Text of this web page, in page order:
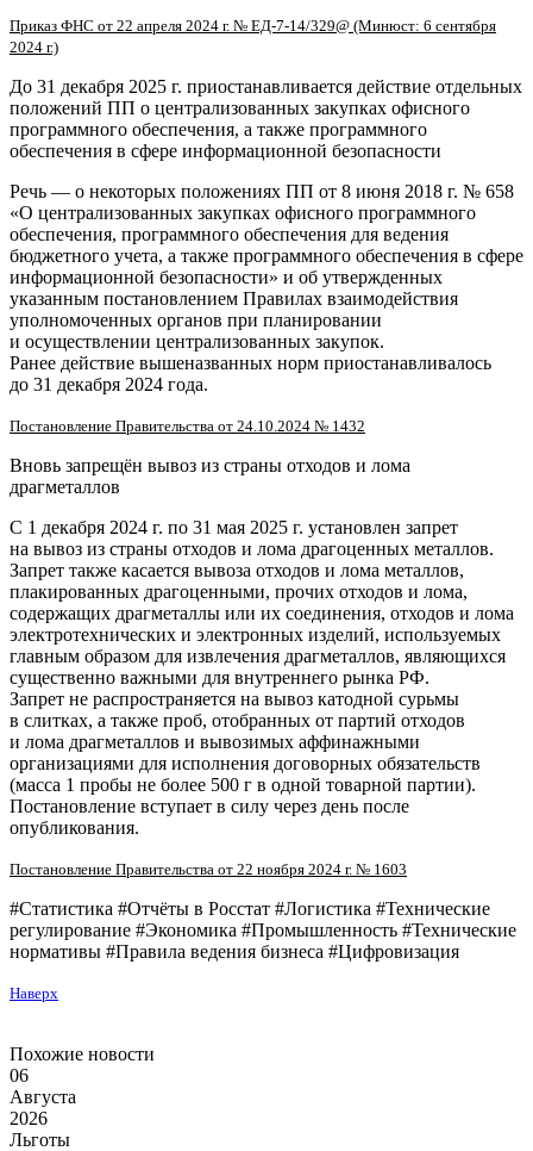
Приказ ФНС от 22 апреля 2024 г. № ЕД-7-14/329@ (Минюст: 6 сентября
2024 г.)
До 31 декабря 2025 г. приостанавливается действие отдельных
положений ПП о централизованных закупках офисного
программного обеспечения, а также программного
обеспечения в сфере информационной безопасности
Речь — о некоторых положениях ПП от 8 июня 2018 г. № 658
«О централизованных закупках офисного программного
обеспечения, программного обеспечения для ведения
бюджетного учета, а также программного обеспечения в сфере
информационной безопасности» и об утвержденных
указанным постановлением Правилах взаимодействия
уполномоченных органов при планировании
и осуществлении централизованных закупок.
Ранее действие вышеназванных норм приостанавливалось
до 31 декабря 2024 года.
Постановление Правительства от 24.10.2024 № 1432
Вновь запрещён вывоз из страны отходов и лома
драгметаллов
С 1 декабря 2024 г. по 31 мая 2025 г. установлен запрет
на вывоз из страны отходов и лома драгоценных металлов.
Запрет также касается вывоза отходов и лома металлов,
плакированных драгоценными, прочих отходов и лома,
содержащих драгметаллы или их соединения, отходов и лома
электротехнических и электронных изделий, используемых
главным образом для извлечения драгметаллов, являющихся
существенно важными для внутреннего рынка РФ.
Запрет не распространяется на вывоз катодной сурьмы
в слитках, а также проб, отобранных от партий отходов
и лома драгметаллов и вывозимых аффинажными
организациями для исполнения договорных обязательств
(масса 1 пробы не более 500 г в одной товарной партии).
Постановление вступает в силу через день после
опубликования.
Постановление Правительства от 22 ноября 2024 г. № 1603
#Статистика #Отчёты в Росстат #Логистика #Технические
регулирование #Экономика #Промышленность #Технические
нормативы #Правила ведения бизнеса #Цифровизация
Наверх
Похожие новости
06
Августа
2026
Льготы